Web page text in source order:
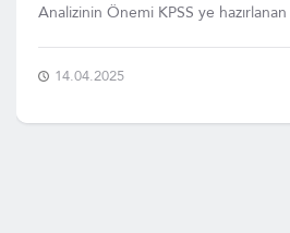
Analizinin Önemi KPSS ye hazırlanan öğrenciler için en kritik
bilgilerini gerçek sinav atmosferinde ö
14.04.2025